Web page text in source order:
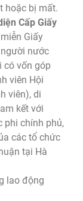
hoặc bị mất.
Cấp Giấy
Giấy
nước
có vốn góp
viên Hội
viên), di
kết với
phi chính phủ,
các tổ chức
tại Hà
lao động